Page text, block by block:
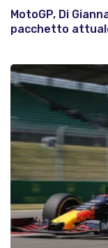
MotoGP, Di
pacchetto